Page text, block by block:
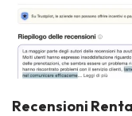
Recensioni